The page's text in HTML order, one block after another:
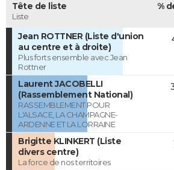
Tête de liste
Liste
%
Jean ROTTNER (Liste d'union
au centre et à droite)
Plus forts ensemble avec Jean
Rottner
Laurent JACOBELLI
(Rassemblement National)
RASSEMBLEMENT POUR
L'ALSACE, LA CHAMPAGNE-
ARDENNE ET LA LORRAINE
Brigitte KLINKERT (Liste
divers centre)
La force de nos territoires